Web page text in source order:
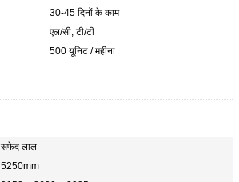
30-45 दिनों के काम
एल/सी, टी/टी
500 यूनिट / महीना
सफेद लाल
5250mm